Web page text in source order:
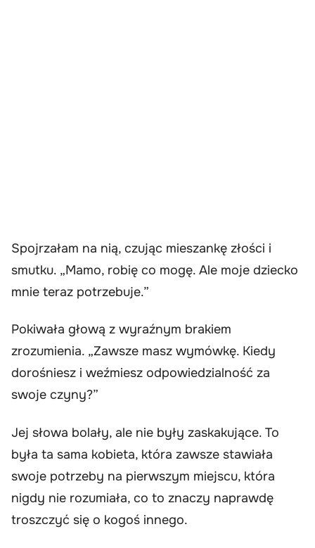
Spojrzałam na nią, czując mieszankę złości i
smutku. „Mamo, robię co mogę. Ale moje dziecko
mnie teraz potrzebuje.”
Pokiwała głową z wyraźnym brakiem
zrozumienia. „Zawsze masz wymówkę. Kiedy
dorośniesz i weźmiesz odpowiedzialność za
swoje czyny?”
Jej słowa bolały, ale nie były zaskakujące. To
była ta sama kobieta, która zawsze stawiała
swoje potrzeby na pierwszym miejscu, która
nigdy nie rozumiała, co to znaczy naprawdę
troszczyć się o kogoś innego.